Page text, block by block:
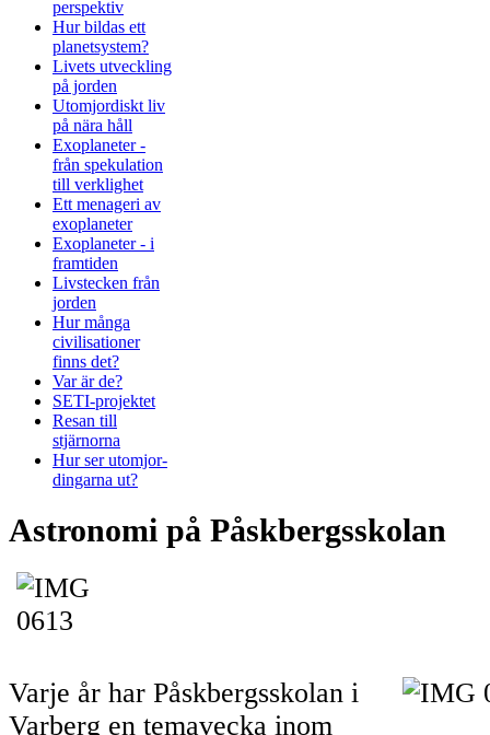
perspektiv
Hur bildas ett
planetsystem?
Livets utveckling
på jorden
Utomjordiskt liv
på nära håll
Exoplaneter -
från spekulation
till verklighet
Ett menageri av
exoplaneter
Exoplaneter - i
framtiden
Livstecken från
jorden
Hur många
civilisationer
finns det?
Var är de?
SETI-projektet
Resan till
stjärnorna
Hur ser utomjor-
dingarna ut?
Astronomi på Påskbergsskolan
Varje år har Påskbergsskolan i
Varberg en temavecka inom